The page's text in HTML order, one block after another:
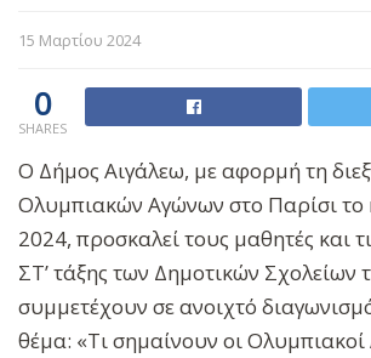
15 Μαρτίου 2024
0
SHARES
Ο Δήμος Αιγάλεω, με αφορμή τη
Ολυμπιακών Αγώνων στο Παρίσι το
2024, προσκαλεί τους μαθητές και
ΣΤ’ τάξης των Δημοτικών Σχολείων
συμμετέχουν σε ανοιχτό
θέμα: «Τι σημαίνουν οι Ολυμπιακοί